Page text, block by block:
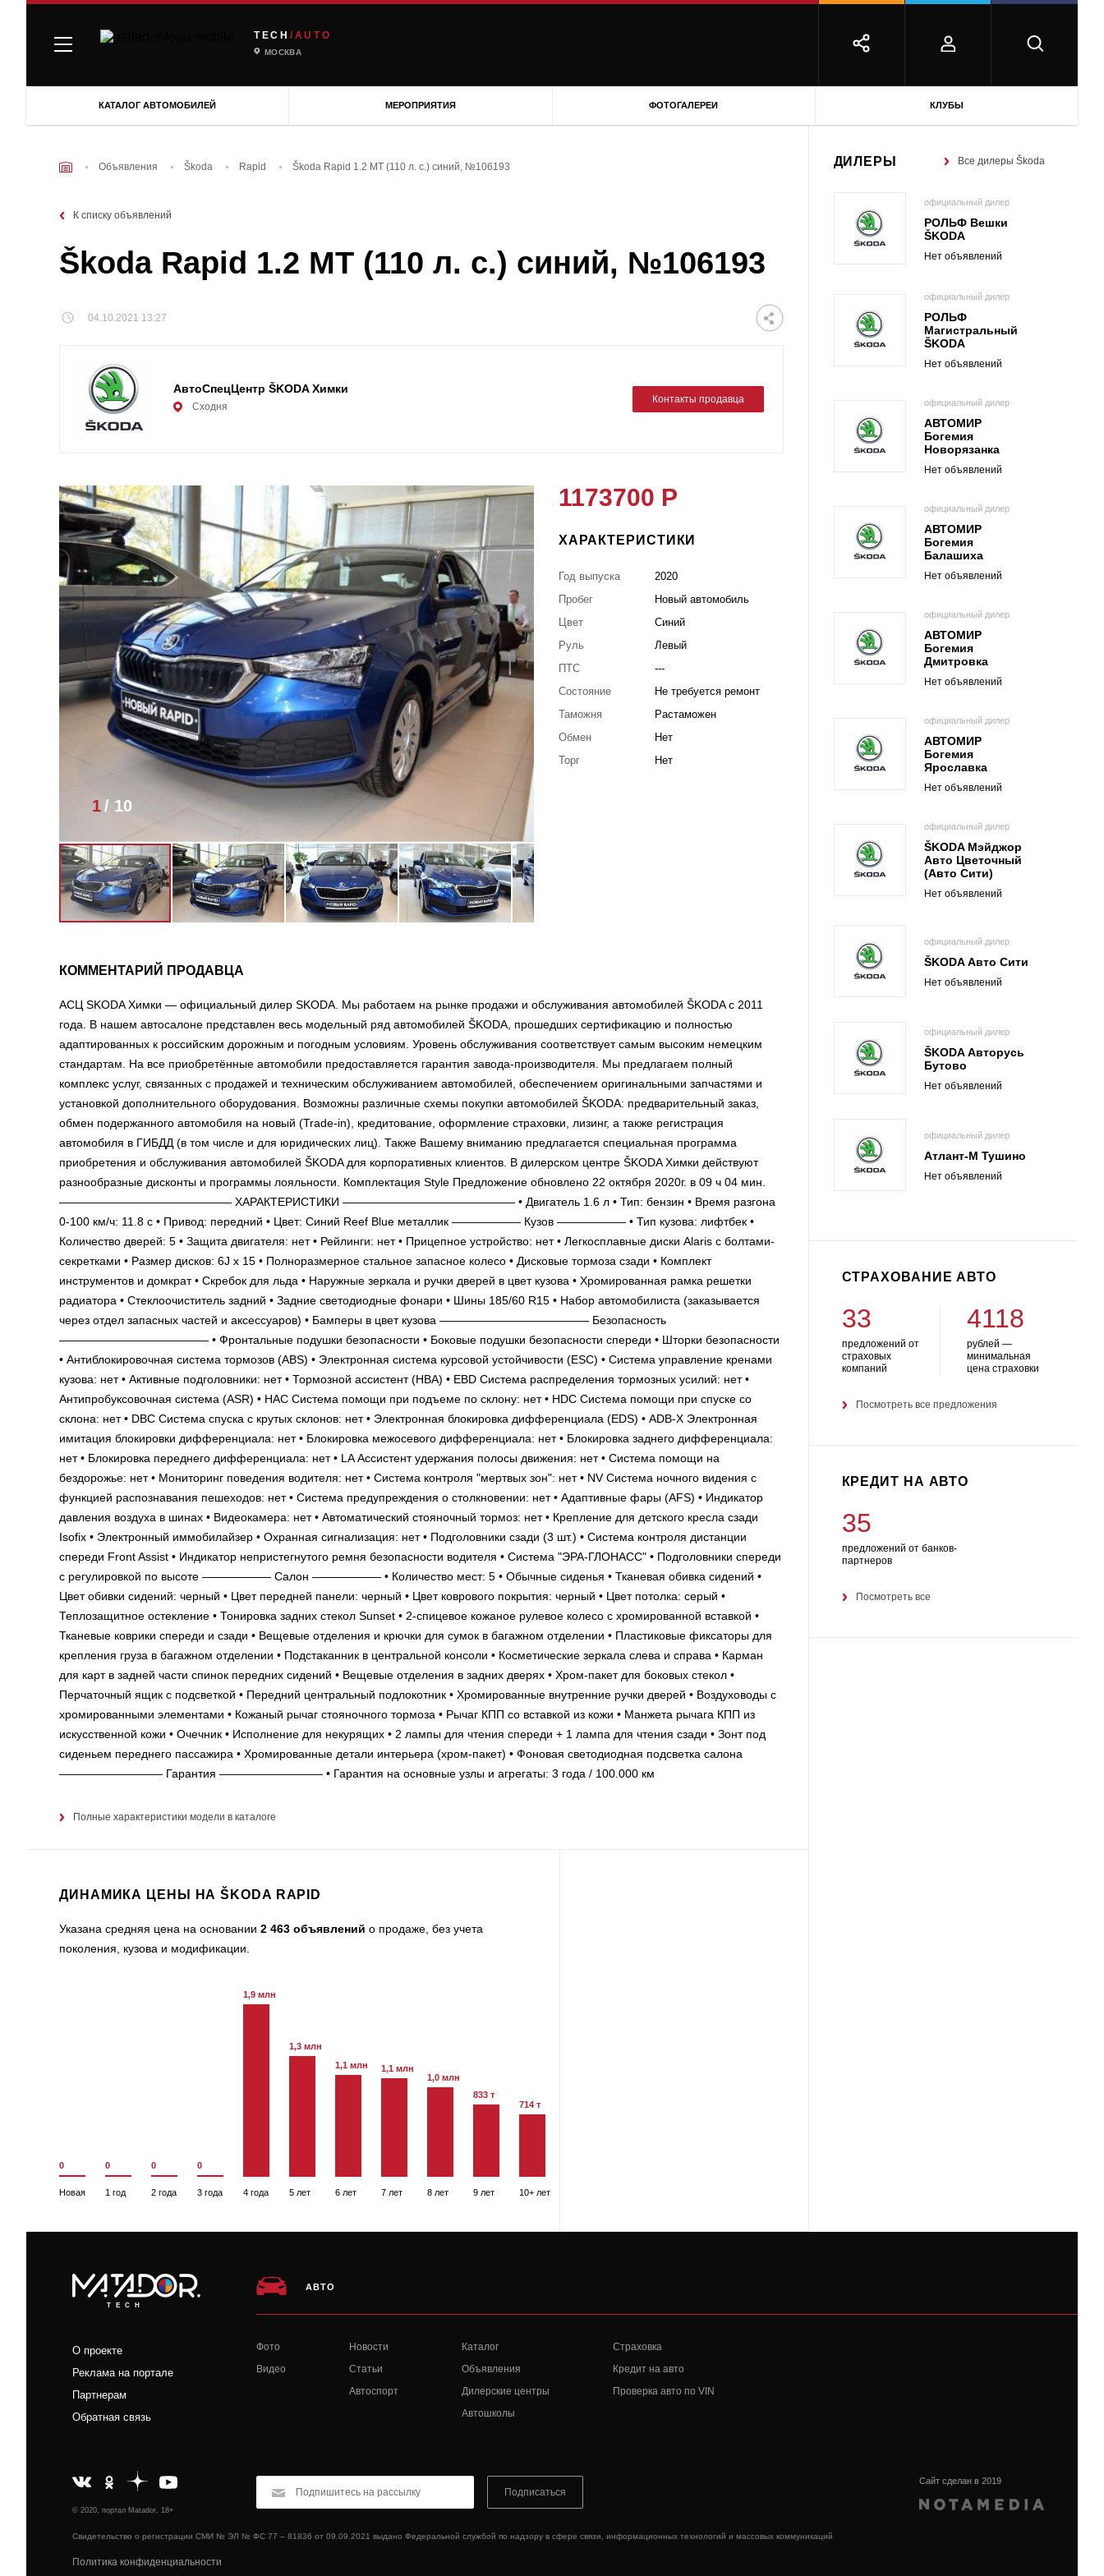
TECH /AUTO
МОСКВА
КАТАЛОГ АВТОМОБИЛЕЙ МЕРОПРИЯТИЯ ФОТОГАЛЕРЕИ КЛУБЫ
Объявления Škoda Rapid Škoda Rapid 1.2 MT (110 л. с.) синий, №106193
К списку объявлений
Škoda Rapid 1.2 MT (110 л. с.) синий, №106193
04.10.2021 13:27
АвтоСпецЦентр ŠKODA Химки
Сходня
Контакты продавца
1/ 10
1173700 Р
ХАРАКТЕРИСТИКИ
Год выпуска
2020
Пробег
Новый автомобиль
Цвет
Синий
Руль
Левый
ПТС
---
Состояние
Не требуется ремонт
Таможня
Растаможен
Обмен
Нет
Торг
Нет
КОММЕНТАРИЙ ПРОДАВЦА
АСЦ SKODA Химки — официальный дилер SKODA. Мы работаем на рынке продажи и обслуживания автомобилей ŠKODA с 2011
года. В нашем автосалоне представлен весь модельный ряд автомобилей ŠKODA, прошедших сертификацию и полностью
адаптированных к российским дорожным и погодным условиям. Уровень обслуживания соответствует самым высоким немецким
стандартам. На все приобретённые автомобили предоставляется гарантия завода-производителя. Мы предлагаем полный
комплекс услуг, связанных с продажей и техническим обслуживанием автомобилей, обеспечением оригинальными запчастями и
установкой дополнительного оборудования. Возможны различные схемы покупки автомобилей ŠKODA: предварительный заказ,
обмен подержанного автомобиля на новый (Trade-in), кредитование, оформление страховки, лизинг, а также регистрация
автомобиля в ГИБДД (в том числе и для юридических лиц). Также Вашему вниманию предлагается специальная программа
приобретения и обслуживания автомобилей ŠKODA для корпоративных клиентов. В дилерском центре ŠKODA Химки действуют
разнообразные дисконты и программы лояльности. Комплектация Style Предложение обновлено 22 октября 2020г. в 09 ч 04 мин.
——————————————— ХАРАКТЕРИСТИКИ ——————————————— • Двигатель 1.6 л • Тип: бензин • Время разгона
0-100 км/ч: 11.8 c • Привод: передний • Цвет: Синий Reef Blue металлик —————— Кузов —————— • Тип кузова: лифтбек •
Количество дверей: 5 • Защита двигателя: нет • Рейлинги: нет • Прицепное устройство: нет • Легкосплавные диски Alaris с болтами-
секретками • Размер дисков: 6J x 15 • Полноразмерное стальное запасное колесо • Дисковые тормоза сзади • Комплект
инструментов и домкрат • Скребок для льда • Наружные зеркала и ручки дверей в цвет кузова • Хромированная рамка решетки
радиатора • Стеклоочиститель задний • Задние светодиодные фонари • Шины 185/60 R15 • Набор автомобилиста (заказывается
через отдел запасных частей и аксессуаров) • Бамперы в цвет кузова ————————————— Безопасность
————————————— • Фронтальные подушки безопасности • Боковые подушки безопасности спереди • Шторки безопасности
• Антиблокировочная система тормозов (ABS) • Электронная система курсовой устойчивости (ESC) • Система управление кренами
кузова: нет • Активные подголовники: нет • Тормозной ассистент (HBA) • EBD Система распределения тормозных усилий: нет •
Антипробуксовочная система (ASR) • HAC Система помощи при подъеме по склону: нет • HDC Система помощи при спуске со
склона: нет • DBC Система спуска с крутых склонов: нет • Электронная блокировка дифференциала (EDS) • ADB-X Электронная
имитация блокировки дифференциала: нет • Блокировка межосевого дифференциала: нет • Блокировка заднего дифференциала:
нет • Блокировка переднего дифференциала: нет • LA Ассистент удержания полосы движения: нет • Система помощи на
бездорожье: нет • Мониторинг поведения водителя: нет • Система контроля "мертвых зон": нет • NV Система ночного видения с
функцией распознавания пешеходов: нет • Система предупреждения о столкновении: нет • Адаптивные фары (AFS) • Индикатор
давления воздуха в шинах • Видеокамера: нет • Автоматический стояночный тормоз: нет • Крепление для детского кресла сзади
Isofix • Электронный иммобилайзер • Охранная сигнализация: нет • Подголовники сзади (3 шт.) • Система контроля дистанции
спереди Front Assist • Индикатор непристегнутого ремня безопасности водителя • Система "ЭРА-ГЛОНАСС" • Подголовники спереди
с регулировкой по высоте —————— Салон —————— • Количество мест: 5 • Обычные сиденья • Тканевая обивка сидений •
Цвет обивки сидений: черный • Цвет передней панели: черный • Цвет коврового покрытия: черный • Цвет потолка: серый •
Теплозащитное остекление • Тонировка задних стекол Sunset • 2-спицевое кожаное рулевое колесо с хромированной вставкой •
Тканевые коврики спереди и сзади • Вещевые отделения и крючки для сумок в багажном отделении • Пластиковые фиксаторы для
крепления груза в багажном отделении • Подстаканник в центральной консоли • Косметические зеркала слева и справа • Карман
для карт в задней части спинок передних сидений • Вещевые отделения в задних дверях • Хром-пакет для боковых стекол •
Перчаточный ящик с подсветкой • Передний центральный подлокотник • Хромированные внутренние ручки дверей • Воздуховоды с
хромированными элементами • Кожаный рычаг стояночного тормоза • Рычаг КПП со вставкой из кожи • Манжета рычага КПП из
искусственной кожи • Очечник • Исполнение для некурящих • 2 лампы для чтения спереди + 1 лампа для чтения сзади • Зонт под
сиденьем переднего пассажира • Хромированные детали интерьера (хром-пакет) • Фоновая светодиодная подсветка салона
————————— Гарантия ————————— • Гарантия на основные узлы и агрегаты: 3 года / 100.000 км
Полные характеристики модели в каталоге
ДИНАМИКА ЦЕНЫ НА ŠKODA RAPID
Указана средняя цена на основании 2 463 объявлений о продаже, без учета
поколения, кузова и модификации.
0
Новая
0
1 год
0
2 года
0
3 года
1,9 млн
4 года
1,3 млн
5 лет
1,1 млн
6 лет
1,1 млн
7 лет
1,0 млн
8 лет
833 т
9 лет
714 т
10+ лет
ДИЛЕРЫ Все дилеры Škoda
официальный дилер
РОЛЬФ Вешки
ŠKODA
Нет объявлений
официальный дилер
РОЛЬФ
Магистральный
ŠKODA
Нет объявлений
официальный дилер
АВТОМИР
Богемия
Новорязанка
Нет объявлений
официальный дилер
АВТОМИР
Богемия
Балашиха
Нет объявлений
официальный дилер
АВТОМИР
Богемия
Дмитровка
Нет объявлений
официальный дилер
АВТОМИР
Богемия
Ярославка
Нет объявлений
официальный дилер
ŠKODA Мэйджор
Авто Цветочный
(Авто Сити)
Нет объявлений
официальный дилер
ŠKODA Авто Сити
Нет объявлений
официальный дилер
ŠKODA Авторусь
Бутово
Нет объявлений
официальный дилер
Атлант-М Тушино
Нет объявлений
СТРАХОВАНИЕ АВТО
33
предложений от
страховых
компаний
4118
рублей —
минимальная
цена страховки
Посмотреть все предложения
КРЕДИТ НА АВТО
35
предложений от банков-
партнеров
Посмотреть все
TECH
О проекте
Реклама на портале
Партнерам
Обратная связь
АВТО
Фото
Видео
Новости
Статьи
Автоспорт
Каталог
Объявления
Дилерские центры
Автошколы
Страховка
Кредит на авто
Проверка авто по VIN
© 2020, портал Matador, 18+
Свидетельство о регистрации СМИ № ЭЛ № ФС 77 – 81836 от 09.09.2021 выдано Федеральной службой по надзору в сфере связи, информационных технологий и массовых коммуникаций
Политика конфиденциальности
Подписаться
Сайт сделан в 2019